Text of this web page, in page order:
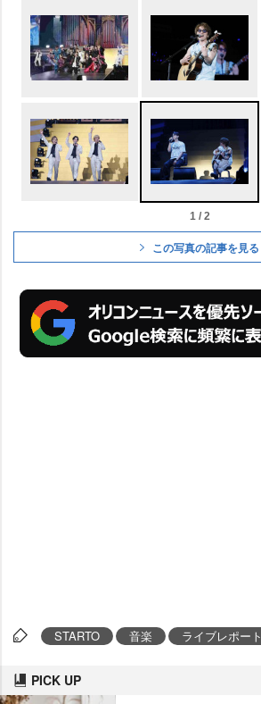
1 / 2
この写真の記事を見る
STARTO 音楽 ライブレポート
PICK UP